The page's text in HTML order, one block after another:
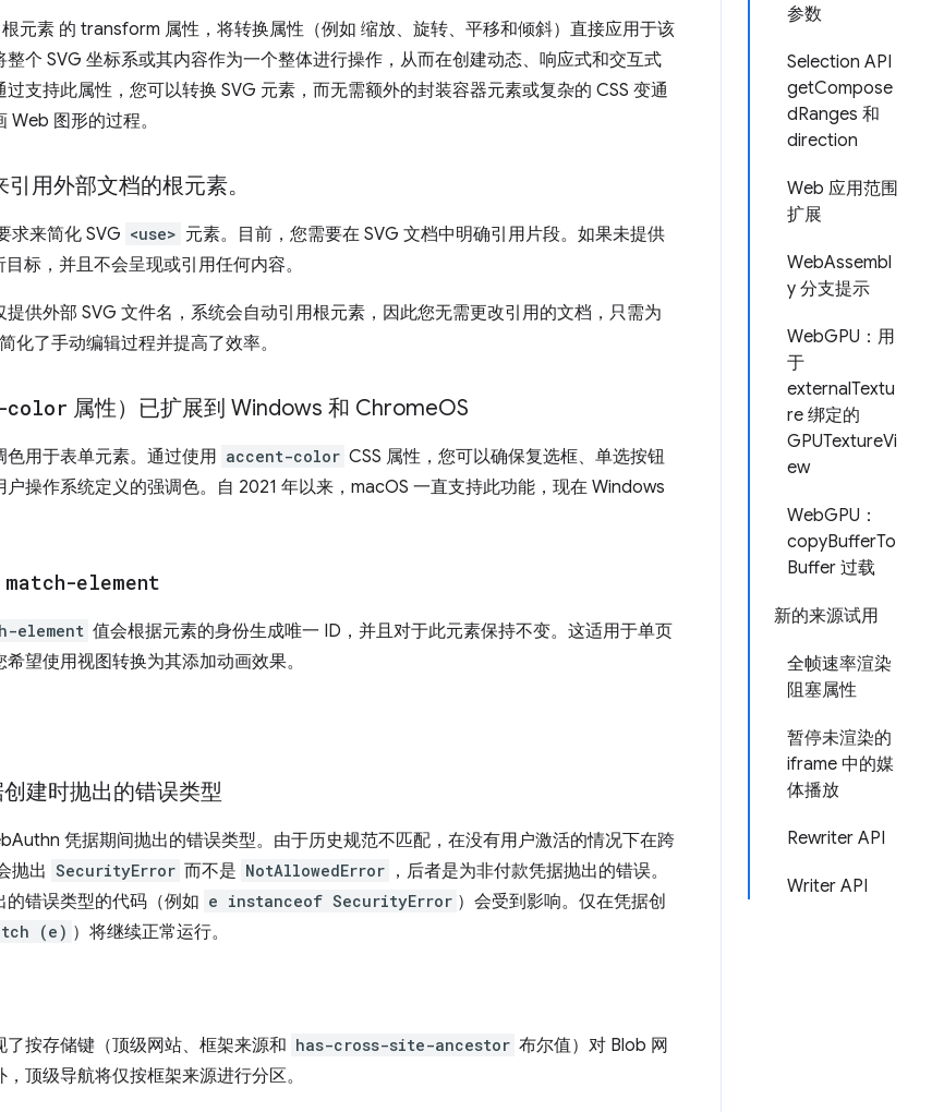
参数
Selection API
getCompose
dRanges 和
direction
Web 应用范围
扩展
WebAssembl
y 分支提示
WebGPU：用
于
externalTextu
re 绑定的
GPUTextureVi
ew
WebGPU：
copyBufferTo
Buffer 过载
新的来源试用
全帧速率渲染
阻塞属性
暂停未渲染的
iframe 中的媒
体播放
Rewriter API
Writer API
根元素 的 transform 属性，将转换属性（例如 缩放、旋转、平移和倾斜）直接应用于该
个 SVG 坐标系或其内容作为一个整体进行操作，从而在创建动态、响应式和交互式
支持此属性，您可以转换 SVG 元素，而无需额外的封装容器元素或复杂的 CSS 变通
图形的过程。
用外部文档的根元素。
求来简化 SVG <use> 元素。目前，您需要在 SVG 文档中明确引用片段。如果未提供
标，并且不会呈现或引用任何内容。
供外部 SVG 文件名，系统会自动引用根元素，因此您无需更改引用的文档，只需为
化了手动编辑过程并提高了效率。
color 属性）已扩展到 Windows 和 ChromeOS
用于表单元素。通过使用 accent-color CSS 属性，您可以确保复选框、单选按钮
操作系统定义的强调色。自 2021 年以来，macOS 一直支持此功能，现在 Windows
element
element 值会根据元素的身份生成唯一 ID，并且对于此元素保持不变。这适用于单页
望使用视图转换为其添加动画效果。
建时抛出的错误类型
凭据期间抛出的错误类型。由于历史规范不匹配，在没有用户激活的情况下在跨
抛出 SecurityError 而不是 NotAllowedError ，后者是为非付款凭据抛出的错误。
错误类型的代码（例如 e instanceof SecurityError ）会受到影响。仅在凭据创
(e) ）将继续正常运行。
按存储键（顶级网站、框架来源和 has-cross-site-ancestor 布尔值）对 Blob 网
顶级导航将仅按框架来源进行分区。